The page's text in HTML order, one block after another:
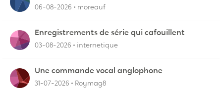
06-08-2026 moreauf
Enregistrements de série qui cafouillent
03-08-2026 internetique
Une commande vocal anglophone
31-07-2026 Roymag8